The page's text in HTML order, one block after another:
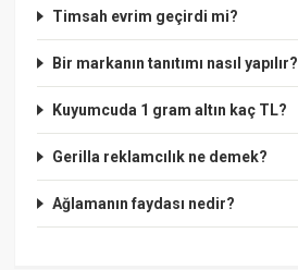
Timsah evrim geçirdi mi?
Bir markanın tanıtımı nasıl yapılır?
Kuyumcuda 1 gram altın kaç TL?
Gerilla reklamcılık ne demek?
Ağlamanın faydası nedir?